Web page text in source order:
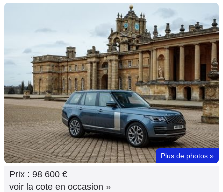
Flottes
Auto
Services
Forum
Moto
Marques
Plus de photos »
Prix : 98 600 €
voir la cote en occasion »